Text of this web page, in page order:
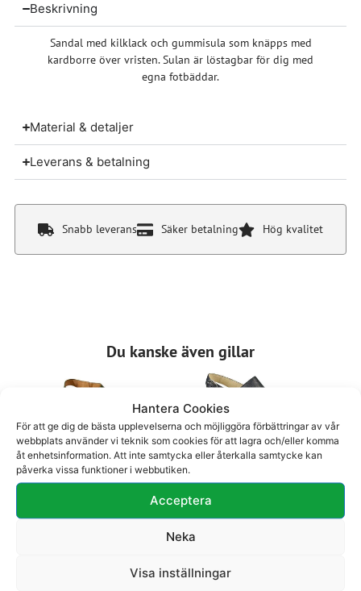
Hantera Cookies
För att ge dig de bästa upplevelserna och möjliggöra förbättringar av vår
webbplats använder vi teknik som cookies för att lagra och/eller komma
åt enhetsinformation. Att inte samtycka eller återkalla samtycke kan
påverka vissa funktioner i webbutiken.
Acceptera
Neka
Visa inställningar
Beskrivning
Sandal med kilklack och gummisula som knäpps med
kardborre över vristen. Sulan är löstagbar för dig med
egna fotbäddar.
Material & detaljer
Leverans & betalning
Snabb leverans Säker betalning Hög kvalitet
Du kanske även gillar
Sandal 37-208
Sandal 28-820